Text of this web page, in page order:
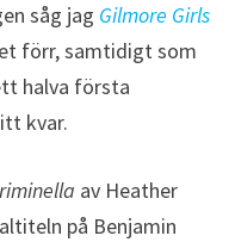
såg jag Gilmore Girls
förr, samtidigt som
halva första
kvar.
av Heather
på Benjamin